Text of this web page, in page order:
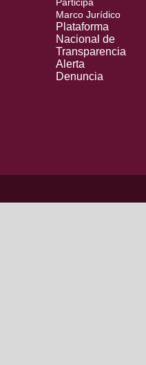
Participa
Marco Jurídico
Plataforma
Nacional de
Transparencia
Alerta
Denuncia